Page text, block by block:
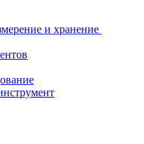
и хранение